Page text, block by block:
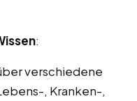
:
verschiedene
, Kranken-,